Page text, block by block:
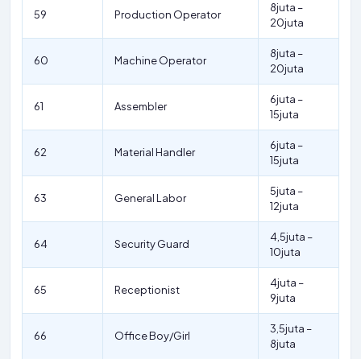
59 Production Operator
8juta –
20juta
60 Machine Operator
8juta –
20juta
61 Assembler
6juta –
15juta
62 Material Handler
6juta –
15juta
63 General Labor
5juta –
12juta
64 Security Guard
4,5juta –
10juta
65 Receptionist
4juta –
9juta
66 Office Boy/Girl
3,5juta –
8juta